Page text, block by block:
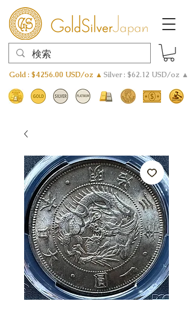
Gold : $4256.00 USD/oz ▲ Silver : $62.12 USD/oz ▲